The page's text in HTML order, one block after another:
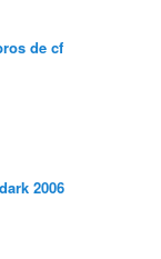
de cf
2006